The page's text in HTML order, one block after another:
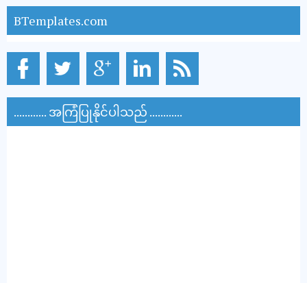
BTemplates.com
............ အကြံပြုနိုင်ပါသည် ............